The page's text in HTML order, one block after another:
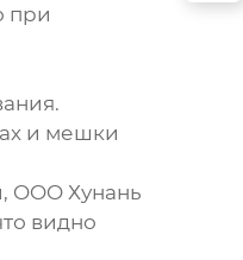
при
и мешки
OOO Хунань
видно